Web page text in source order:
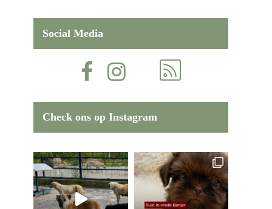
Social Media
Check ons op Instagram